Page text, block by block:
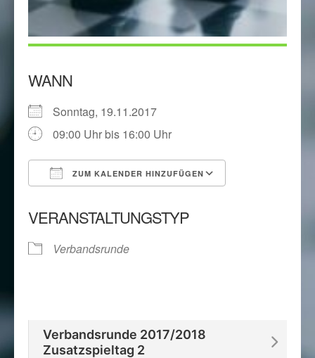
WANN
Sonntag, 19.11.2017
09:00 Uhr bis 16:00 Uhr
ZUM KALENDER HINZUFÜGEN
VERANSTALTUNGSTYP
Verbandsrunde
Verbandsrunde 2017/2018
Zusatzspieltag 2